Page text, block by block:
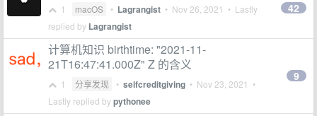
1 macOS • Lagrangist • Nov 26, 2021 • Lastly
replied by Lagrangist
42
计算机知识 birthtime: "2021-11-
21T16:47:41.000Z" Z 的含义
1 分享发现 • selfcreditgiving • Nov 23, 2021 •
Lastly replied bypythonee
9